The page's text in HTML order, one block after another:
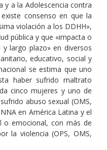
y a la Adolescencia contra
consenso en que la
violación a los DDHH»,
pública y que «impacta o
largo plazo» en diversos
educativo, social y
se estima que uno
haber sufrido maltrato
cinco mujeres y uno de
abuso sexual (OMS,
en América Latina y el
o emocional, con más de
la violencia (OPS, OMS,